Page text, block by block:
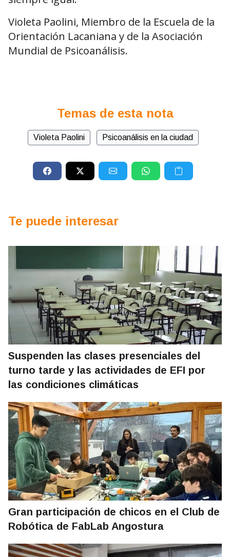
Violeta Paolini, Miembro de la Escuela de la
Orientación Lacaniana y de la Asociación
Mundial de Psicoanálisis.
Temas de esta nota
Violeta Paolini Psicoanálisis en la ciudad
Te puede interesar
Suspenden las clases presenciales del
turno tarde y las actividades de EFI por
las condiciones climáticas
Gran participación de chicos en el Club de
Robótica de FabLab Angostura